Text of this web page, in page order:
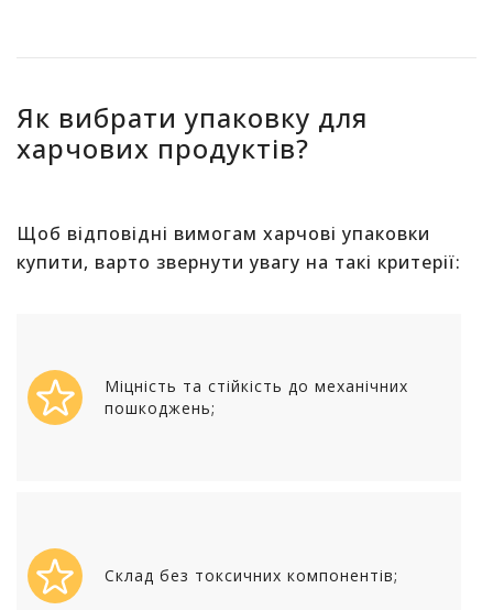
Як вибрати упаковку для
харчових продуктів?
Щоб відповідні вимогам харчові упаковки
купити, варто звернути увагу на такі критерії:
Міцність та стійкість до механічних
пошкоджень;
Склад без токсичних компонентів;